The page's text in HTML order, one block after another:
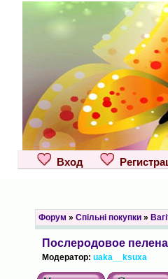
Вход
Форум » Спільні покупки»
Послеродовое
Модератор: uaka__ksuxa